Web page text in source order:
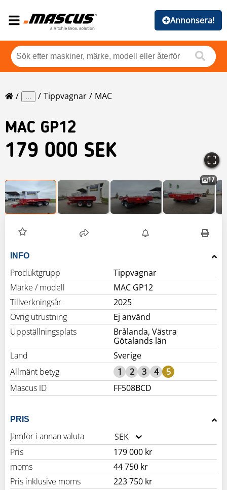
Annonsera!
... Tippvagnar MAC
MAC GP12
179 000 SEK
17
INFO
Produktgrupp
Tippvagnar
Märke / modell
MAC GP12
Tillverkningsår
2025
Övrig utrustning
Ej använd
Uppställningsplats
Brålanda, Västra
Götalands län
Land
Sverige
Allmänt betyg
1 2 3 4
5
Mascus ID
FF508BCD
PRIS
Jämför i annan valuta
SEK
Pris
179 000 kr
moms
44 750 kr
Pris inklusive moms
223 750 kr